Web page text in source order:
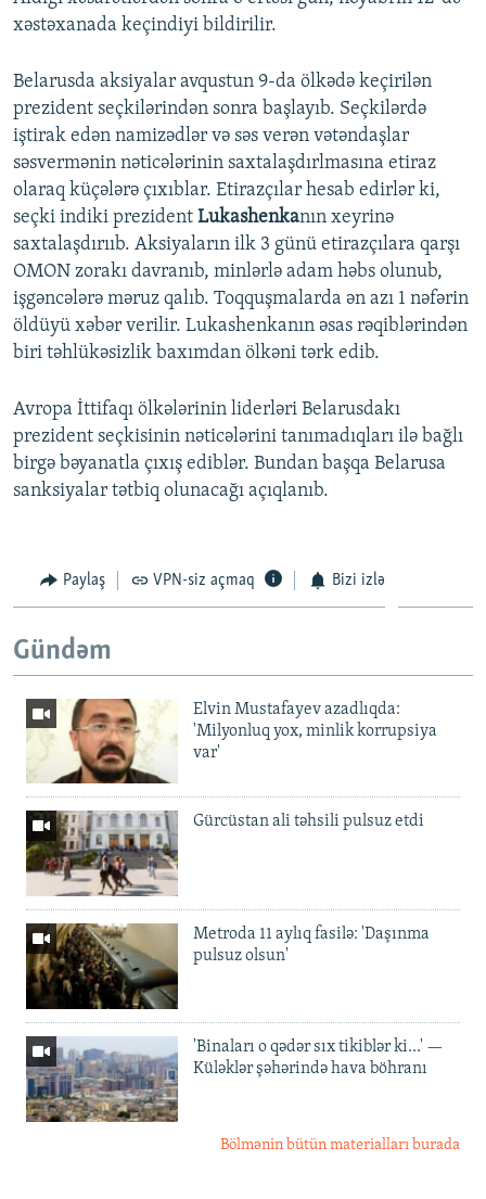
xəstəxanada keçindiyi bildirilir.
Belarusda aksiyalar avqustun 9-da ölkədə keçirilən
prezident seçkilərindən sonra başlayıb. Seçkilərdə
iştirak edən namizədlər və səs verən vətəndaşlar
səsvermənin nəticələrinin saxtalaşdırlmasına etiraz
olaraq küçələrə çıxıblar. Etirazçılar hesab edirlər ki,
seçki indiki prezident Lukashenkanın xeyrinə
saxtalaşdırııb. Aksiyaların ilk 3 günü etirazçılara qarşı
OMON zorakı davranıb, minlərlə adam həbs olunub,
işgəncələrə məruz qalıb. Toqquşmalarda ən azı 1 nəfərin
öldüyü xəbər verilir. Lukashenkanın əsas rəqiblərindən
biri təhlükəsizlik baxımdan ölkəni tərk edib.
Avropa İttifaqı ölkələrinin liderləri Belarusdakı
prezident seçkisinin nəticələrini tanımadıqları ilə bağlı
birgə bəyanatla çıxış ediblər. Bundan başqa Belarusa
sanksiyalar tətbiq olunacağı açıqlanıb.
Paylaş VPN-siz açmaq Bizi izlə
Gündəm
Elvin Mustafayev azadlıqda:
'Milyonluq yox, minlik korrupsiya
var'
Gürcüstan ali təhsili pulsuz etdi
Metroda 11 aylıq fasilə: 'Daşınma
pulsuz olsun'
'Binaları o qədər sıx tikiblər ki...' —
Küləklər şəhərində hava böhranı
Bölmənin bütün materialları burada